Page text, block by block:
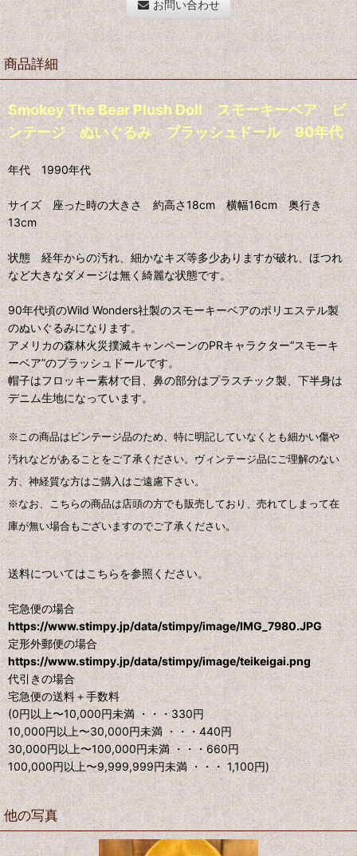
お問い合わせ
商品詳細
Smokey The Bear Plush Doll スモーキーベア ビ
ンテージ ぬいぐるみ プラッシュドール 90年代
年代 1990年代
サイズ 座った時の大きさ 約高さ18cm 横幅16cm 奥行き
13cm
状態 経年からの汚れ、細かなキズ等多少ありますが破れ、ほつれ
など大きなダメージは無く綺麗な状態です。
90年代頃のWild Wonders社製のスモーキーベアのポリエステル製
のぬいぐるみになります。
アメリカの森林火災撲滅キャンペーンのPRキャラクター“スモーキ
ーベア”のプラッシュドールです。
帽子はフロッキー素材で目、鼻の部分はプラスチック製、下半身は
デニム生地になっています。
※この商品はビンテージ品のため、特に明記していなくとも細かい傷や
汚れなどがあることをご了承ください。ヴィンテージ品にご理解のない
方、神経質な方はご購入はご遠慮下さい。
※なお、こちらの商品は店頭の方でも販売しており、売れてしまって在
庫が無い場合もございますのでご了承ください。
送料についてはこちらを参照ください。
宅急便の場合
https://www.stimpy.jp/data/stimpy/image/IMG_7980.JPG
定形外郵便の場合
https://www.stimpy.jp/data/stimpy/image/teikeigai.png
代引きの場合
宅急便の送料＋手数料
(0円以上〜10,000円未満 ・・・330円
10,000円以上〜30,000円未満 ・・・440円
30,000円以上〜100,000円未満 ・・・660円
100,000円以上〜9,999,999円未満 ・・・ 1,100円)
他の写真